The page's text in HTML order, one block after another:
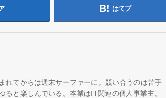
はてブ
れてからは週末サーファーに。競い合うのは苦手
ると楽しんでいる。本業はIT関連の個人事業主。